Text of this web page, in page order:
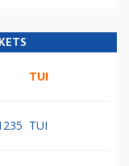
TUI
TUI